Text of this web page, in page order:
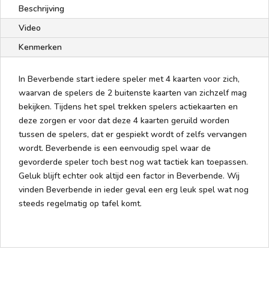
Beschrijving
Video
Kenmerken
In Beverbende start iedere speler met 4 kaarten voor zich,
waarvan de spelers de 2 buitenste kaarten van zichzelf mag
bekijken. Tijdens het spel trekken spelers actiekaarten en
deze zorgen er voor dat deze 4 kaarten geruild worden
tussen de spelers, dat er gespiekt wordt of zelfs vervangen
wordt. Beverbende is een eenvoudig spel waar de
gevorderde speler toch best nog wat tactiek kan toepassen.
Geluk blijft echter ook altijd een factor in Beverbende. Wij
vinden Beverbende in ieder geval een erg leuk spel wat nog
steeds regelmatig op tafel komt.